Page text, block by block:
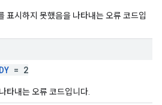
표시하지 못했음을 나타내는 오류 코드입
= 2
타내는 오류 코드입니다.